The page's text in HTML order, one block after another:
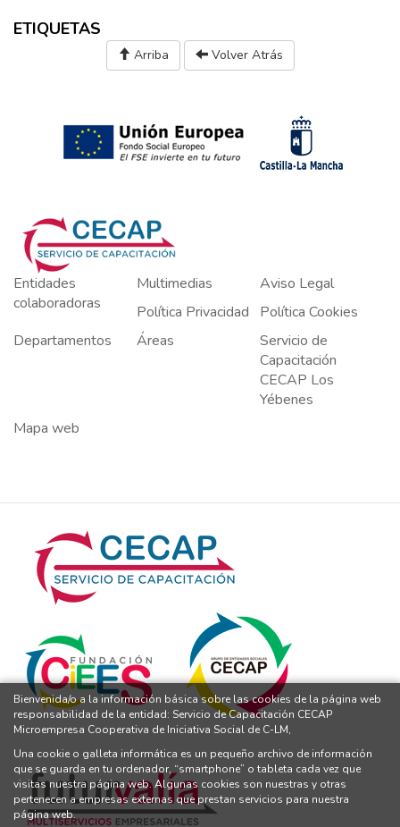
ETIQUETAS
Arriba Volver Atrás
Entidades
colaboradoras
Multimedias
Aviso Legal
Política Privacidad
Política Cookies
Departamentos
Áreas
Servicio de
Capacitación
CECAP Los
Yébenes
Mapa web
Bienvenida/o a la información básica sobre las cookies de la página web
responsabilidad de la entidad: Servicio de Capacitación CECAP
Microempresa Cooperativa de Iniciativa Social de C-LM,
Una cookie o galleta informática es un pequeño archivo de información
que se guarda en tu ordenador, “smartphone” o tableta cada vez que
visitas nuestra página web. Algunas cookies son nuestras y otras
pertenecen a empresas externas que prestan servicios para nuestra
página web.